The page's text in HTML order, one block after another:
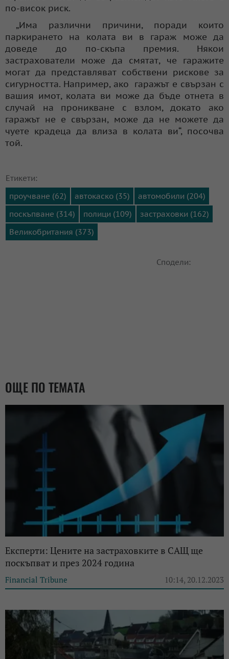
по-висок риск.
„Има различни причини, поради които
паркирането на колата ви в гараж може да
доведе до по-скъпа премия. Някои
застрахователи може да смятат, че гаражите
могат да представляват собствени рискове за
сигурността. Например, ако гаражът е свързан с
вашия имот, колата ви може да бъде отнета в
случай на проникване с взлом, докато ако
гаражът не е свързан, може да не можете да
чуете крадеца да влиза в колата ви“, посочва
той.
Етикети:
проучване (62)
автокаско (35)
автомобили (204)
поскъпване (314)
полици (109)
застраховки (162)
Великобритания (373)
Сподели:
ОЩЕ ПО ТЕМАТА
Експерти: Цените на застраховките в САЩ ще
поскъпват и през 2024 година
Financial Tribune 10:14, 20.12.2023